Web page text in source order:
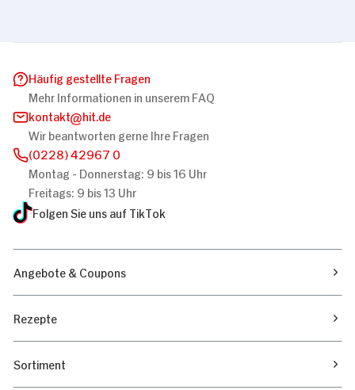
unsere Website zu analysieren. Außerdem geben
wir Informationen zu Ihrer Verwendung unserer
Website an unsere Partner für soziale Medien,
Werbung und Analysen weiter. Unsere Partner
führen diese Informationen möglicherweise mit
weiteren Daten zusammen, die Sie ihnen
bereitgestellt haben oder die sie im Rahmen
Ihrer Nutzung der Dienste gesammelt haben.
Einwilligungsauswahl
Notwendig
Präferenzen
Statistiken
Häufig gestellte Fragen
Mehr Informationen in unserem FAQ
kontakt
hit.de
Wir beantworten gerne Ihre Fragen
(0228) 42967 0
Montag - Donnerstag: 9 bis 16 Uhr
Freitags: 9 bis 13 Uhr
Folgen Sie uns auf TikTok
Angebote & Coupons
Rezepte
Sortiment